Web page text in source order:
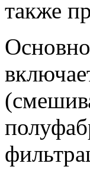
также